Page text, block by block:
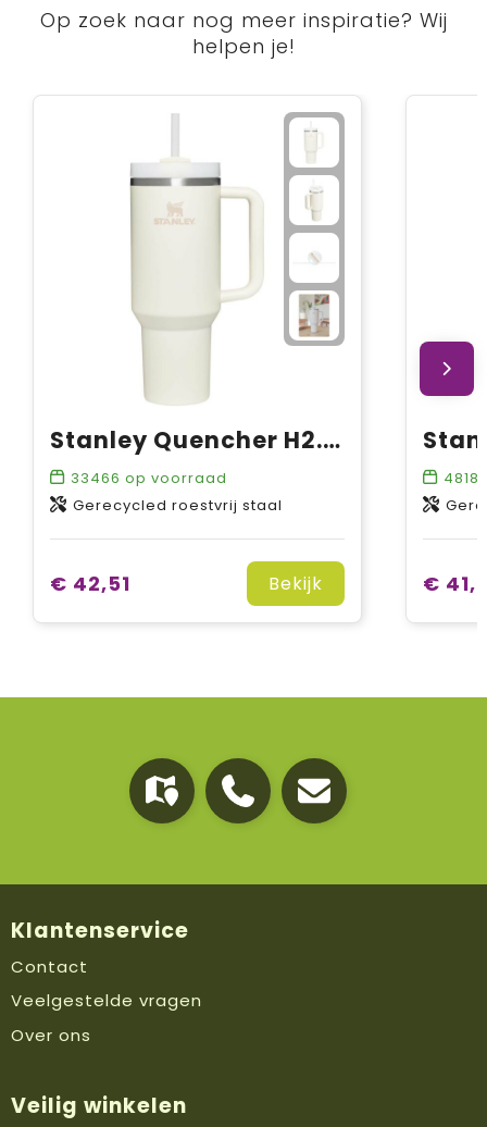
Op zoek naar nog meer inspiratie? Wij
helpen je!
Stanley Quencher H2.0 1200 ml beker
33466 op voorraad
Gerecycled roestvrij staal
€ 42,51 Bekijk
4818
€
Klantenservice
Contact
Veelgestelde vragen
Over ons
Veilig winkelen